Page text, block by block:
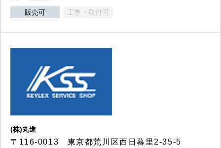
販売可 工事・取付可
(株)丸進
〒116-0013 東京都荒川区西日暮里2-35-5